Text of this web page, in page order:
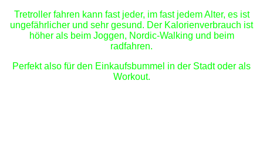
Tretroller fahren kann fast jeder, im fast jedem Alter, es ist
ungefährlicher und sehr gesund. Der Kalorienverbrauch ist
höher als beim Joggen, Nordic-Walking und beim
radfahren.
Perfekt also für den Einkaufsbummel in der Stadt oder als
Workout.